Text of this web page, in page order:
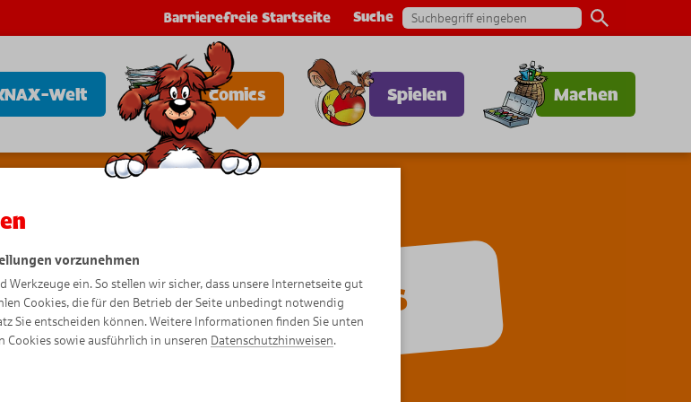
Barrierefreie Startseite Suche
Welt Comics Spielen Machen
Bewegte Comics
vorzunehmen
Werkzeuge ein. So stellen wir sicher, dass unsere Internetseite gut
Cookies, die für den Betrieb der Seite unbedingt notwendig
Sie entscheiden können. Weitere Informationen finden Sie unten
Cookies sowie ausführlich in unseren Datenschutzhinweisen.